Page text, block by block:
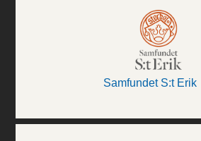
Samfundet S:t Erik